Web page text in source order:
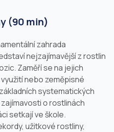
(90 min)
zahrada
nejzajímavější z rostlin
Zaměří se na jejich
nebo zeměpisné
systematických
o rostlinách
setkají ve škole.
užitkové rostliny,